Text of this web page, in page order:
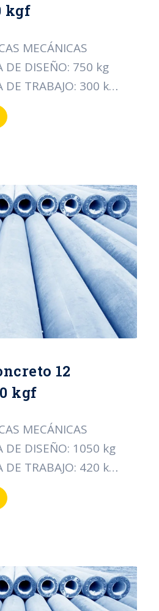
kgf
MECÁNICAS
DE DISEÑO: 750 kg
DE TRABAJO: 300 kg
DIMENSIONALES
12 MTS
DE ESPIRAL:
1015 Kg
1329
RETIE
12
kgf
MECÁNICAS
DE DISEÑO: 1050 kg
DE TRABAJO: 420 kg
DIMENSIONALES
12 MTS
DE ESPIRAL:
1247 Kg
1329